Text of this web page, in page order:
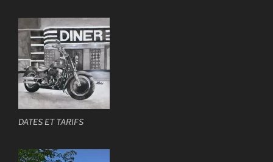
DATES ET TARIFS